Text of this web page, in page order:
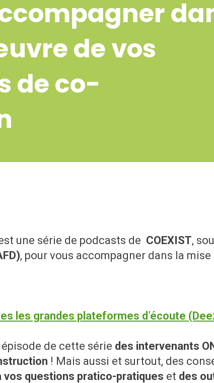
de vos
de co-
une série de podcasts de COEXIST,
, pour vous accompagner dans la
les grandes plateformes d’écoute
de cette série des intervenants
! Mais aussi et surtout, des
vos questions pratico-pratiques et des